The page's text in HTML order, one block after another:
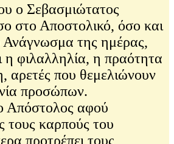
ο Σεβασμιώτατος
στο Αποστολικό, όσο και
Ανάγνωσμα της ημέρας,
η φιλαλληλία, η πραότητα
αρετές που θεμελιώνουν
προσώπων.
Απόστολος αφού
τους καρπούς του
προτρέπει τους